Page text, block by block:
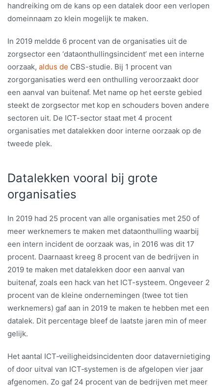
handreiking om de kans op een datalek door een verlopen
domeinnaam zo klein mogelijk te maken.
In 2019 meldde 6 procent van de organisaties uit de
zorgsector een ‘dataonthullingsincident’ met een interne
oorzaak, aldus de CBS-studie. Bij 1 procent van
zorgorganisaties werd een onthulling veroorzaakt door
een aanval van buitenaf. Met name op het eerste gebied
steekt de zorgsector met kop en schouders boven andere
sectoren uit. De ICT-sector staat met 4 procent
organisaties met datalekken door interne oorzaak op de
tweede plek.
Datalekken vooral bij grote
organisaties
In 2019 had 25 procent van alle organisaties met 250 of
meer werknemers te maken met dataonthulling waarbij
een intern incident de oorzaak was, in 2016 was dit 17
procent. Daarnaast kreeg 8 procent van de bedrijven in
2019 te maken met datalekken door een aanval van
buitenaf, zoals een hack van het ICT-systeem. Ongeveer 2
procent van de kleine ondernemingen (twee tot tien
werknemers) gaf aan in 2019 te maken te hebben met een
datalek. Dit percentage bleef de laatste jaren min of meer
gelijk.
Het aantal ICT‐veiligheidsincidenten door datavernietiging
of door uitval van ICT‐systemen is de afgelopen vier jaar
afgenomen. Zo gaf 24 procent van de bedrijven met meer